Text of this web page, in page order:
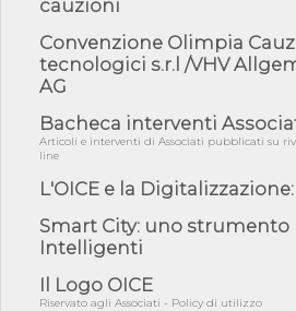
norme UE in m...
05/08/26 - DL Infrastrutture e PNRR è
fiducia...
05/08/26 - Focus OICE sul DDL di
05/08/26 - Anac: pubblicata la
2 s...
05/08/26 - SAVE THE DATE:
Professioni ...
05/08/26 - Successo OICE per il bando
di Reg...
05/08/26 - Lettera OICE per il bando
Campa...
cauzioni
Convenzione Olimpia
tecnologici s.r.l /VHV
AG
Bacheca interventi
Articoli e interventi di Associati pubblicati su
line
L'OICE e la
Smart City: uno strumento
Intelligenti
Il Logo OICE
Riservato agli Associati - Policy di utilizzo